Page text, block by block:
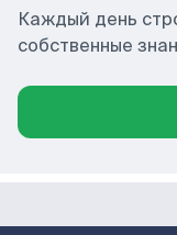
Каждый день
собственные